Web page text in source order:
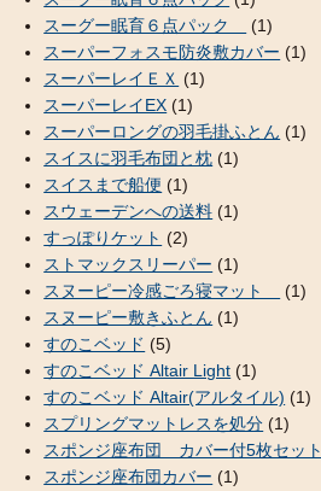
スーグー眠育６点パック
(1)
スーパーフォスモ防炎敷カバー (1)
スーパーレイＥＸ (1)
スーパーレイEX (1)
スーパーロングの羽毛掛ふとん (1)
スイスに羽毛布団と枕 (1)
スイスまで船便 (1)
スウェーデンへの送料 (1)
すっぽりケット (2)
ストマックスリーパー (1)
スヌーピー冷感ごろ寝マット
(1)
スヌーピー敷きふとん (1)
すのこベッド (5)
すのこベッド Altair Light (1)
すのこベッド Altair(アルタイル) (1)
スプリングマットレスを処分 (1)
スポンジ座布団 カバー付5枚セット
スポンジ座布団カバー (1)